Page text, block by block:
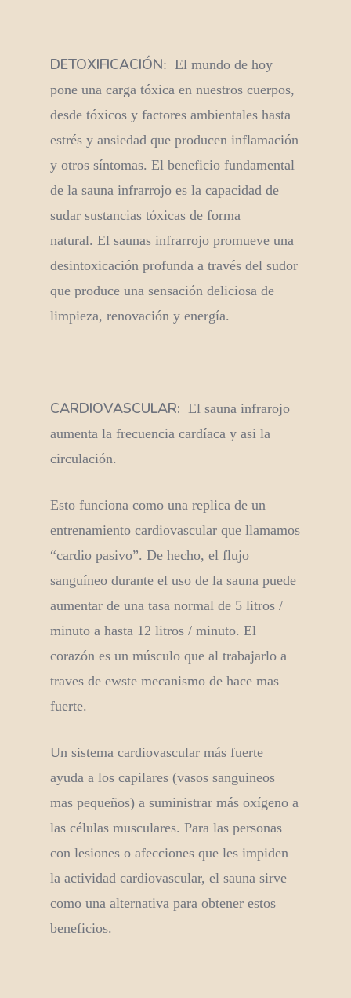
DETOXIFICACIÓN: El mundo de hoy
pone una carga tóxica en nuestros cuerpos,
desde tóxicos y factores ambientales hasta
estrés y ansiedad que producen inflamación
y otros síntomas. El beneficio fundamental
de la sauna infrarrojo es la capacidad de
sudar sustancias tóxicas de forma
natural. El saunas infrarrojo promueve una
desintoxicación profunda a través del sudor
que produce una sensación deliciosa de
limpieza, renovación y energía.
CARDIOVASCULAR: El sauna infrarojo
aumenta la frecuencia cardíaca y asi la
circulación.
Esto funciona como una replica de un
entrenamiento cardiovascular que llamamos
“cardio pasivo”. De hecho, el flujo
sanguíneo durante el uso de la sauna puede
aumentar de una tasa normal de 5 litros /
minuto a hasta 12 litros / minuto. El
corazón es un músculo que al trabajarlo a
traves de ewste mecanismo de hace mas
fuerte.
Un sistema cardiovascular más fuerte
ayuda a los capilares (vasos sanguineos
mas pequeños) a suministrar más oxígeno a
las células musculares. Para las personas
con lesiones o afecciones que les impiden
la actividad cardiovascular, el sauna sirve
como una alternativa para obtener estos
beneficios.